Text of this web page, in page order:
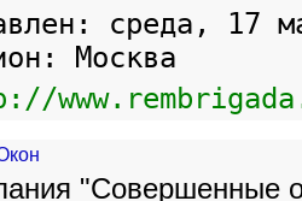
среда, 17
Москва
"Совершенные